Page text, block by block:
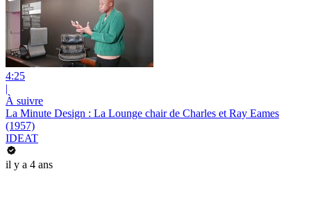
4:25
|
À suivre
La Minute Design : La Lounge chair de Charles et Ray Eames
(1957)
IDEAT
il y a 4 ans